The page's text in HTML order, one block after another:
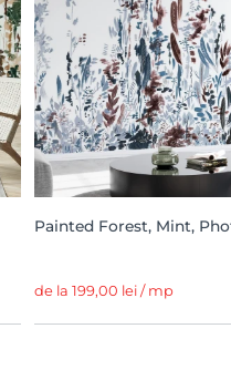
Painted Forest, Mint,
de la 199,00 lei / mp